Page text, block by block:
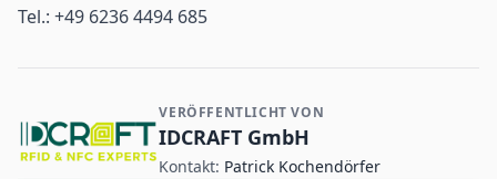
Tel.: +49 6236 4494 685
Kontakt- und Firmeninformationen
VERÖFFENTLICHT VON
IDCRAFT GmbH
Kontakt: Patrick Kochendörfer